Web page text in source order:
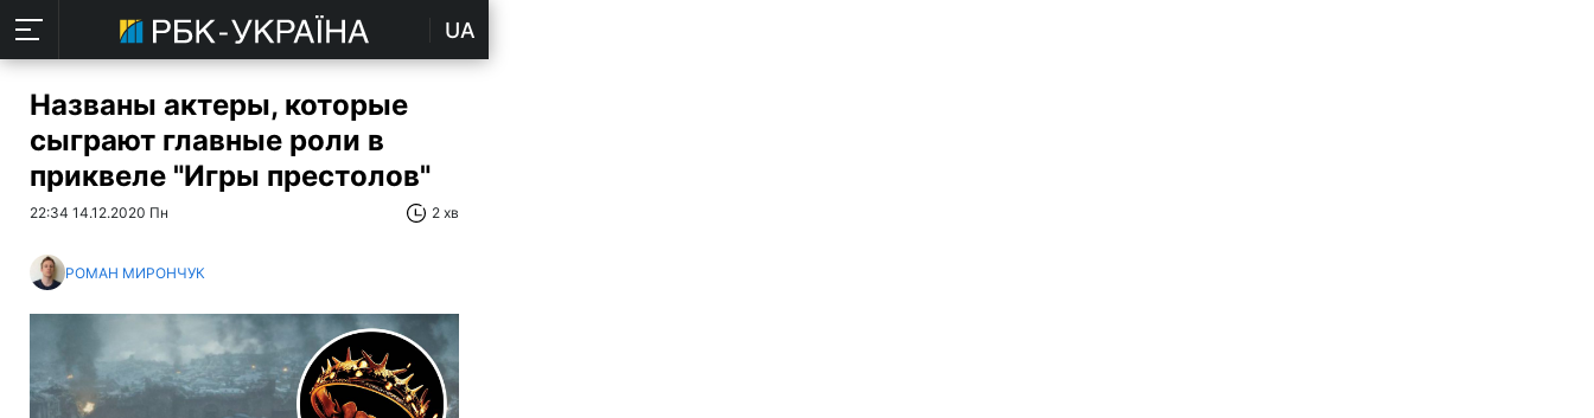
UA
Названы актеры, которые
сыграют главные роли в
приквеле "Игры престолов"
22:34 14.12.2020 Пн 2 хв
РОМАН МИРОНЧУК